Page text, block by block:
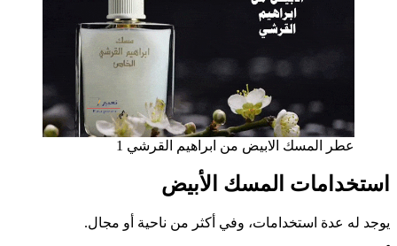
عطر المسك الابيض من ابراهيم القرشي 1
استخدامات المسك الأبيض
يوجد له عدة استخدامات، وفي أكثر من ناحية أو مجال.